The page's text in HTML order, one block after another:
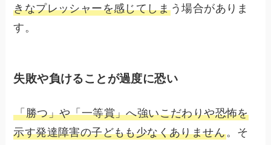
きなプレッシャーを感じてしま う場合がありま
す。
失敗や負けることが過度に恐い
「勝つ」や「一等賞」へ強いこだわりや恐怖を
示す発達障害の子どもも少なくありません。そ